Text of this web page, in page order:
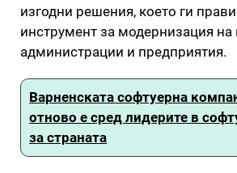
изгодни решения, което ги
инструмент за модернизация на
администрации и предприятия.
Варненската софтуерна
отново е сред лидерите в
за страната